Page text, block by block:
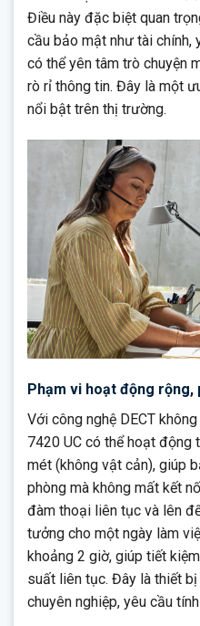
Điều này đặc biệt quan
cầu bảo mật như tài chính,
có thể yên tâm trò chuyện
rò rỉ thông tin. Đây là một
nổi bật trên thị trường.
Phạm vi hoạt động rộng,
Với công nghệ DECT
7420 UC có thể hoạt động
mét (không vật cản), giúp
phòng mà không mất kết
đàm thoại liên tục và lên
tưởng cho một ngày làm
khoảng 2 giờ, giúp tiết
suất liên tục. Đây là thiết
chuyên nghiệp, yêu cầu